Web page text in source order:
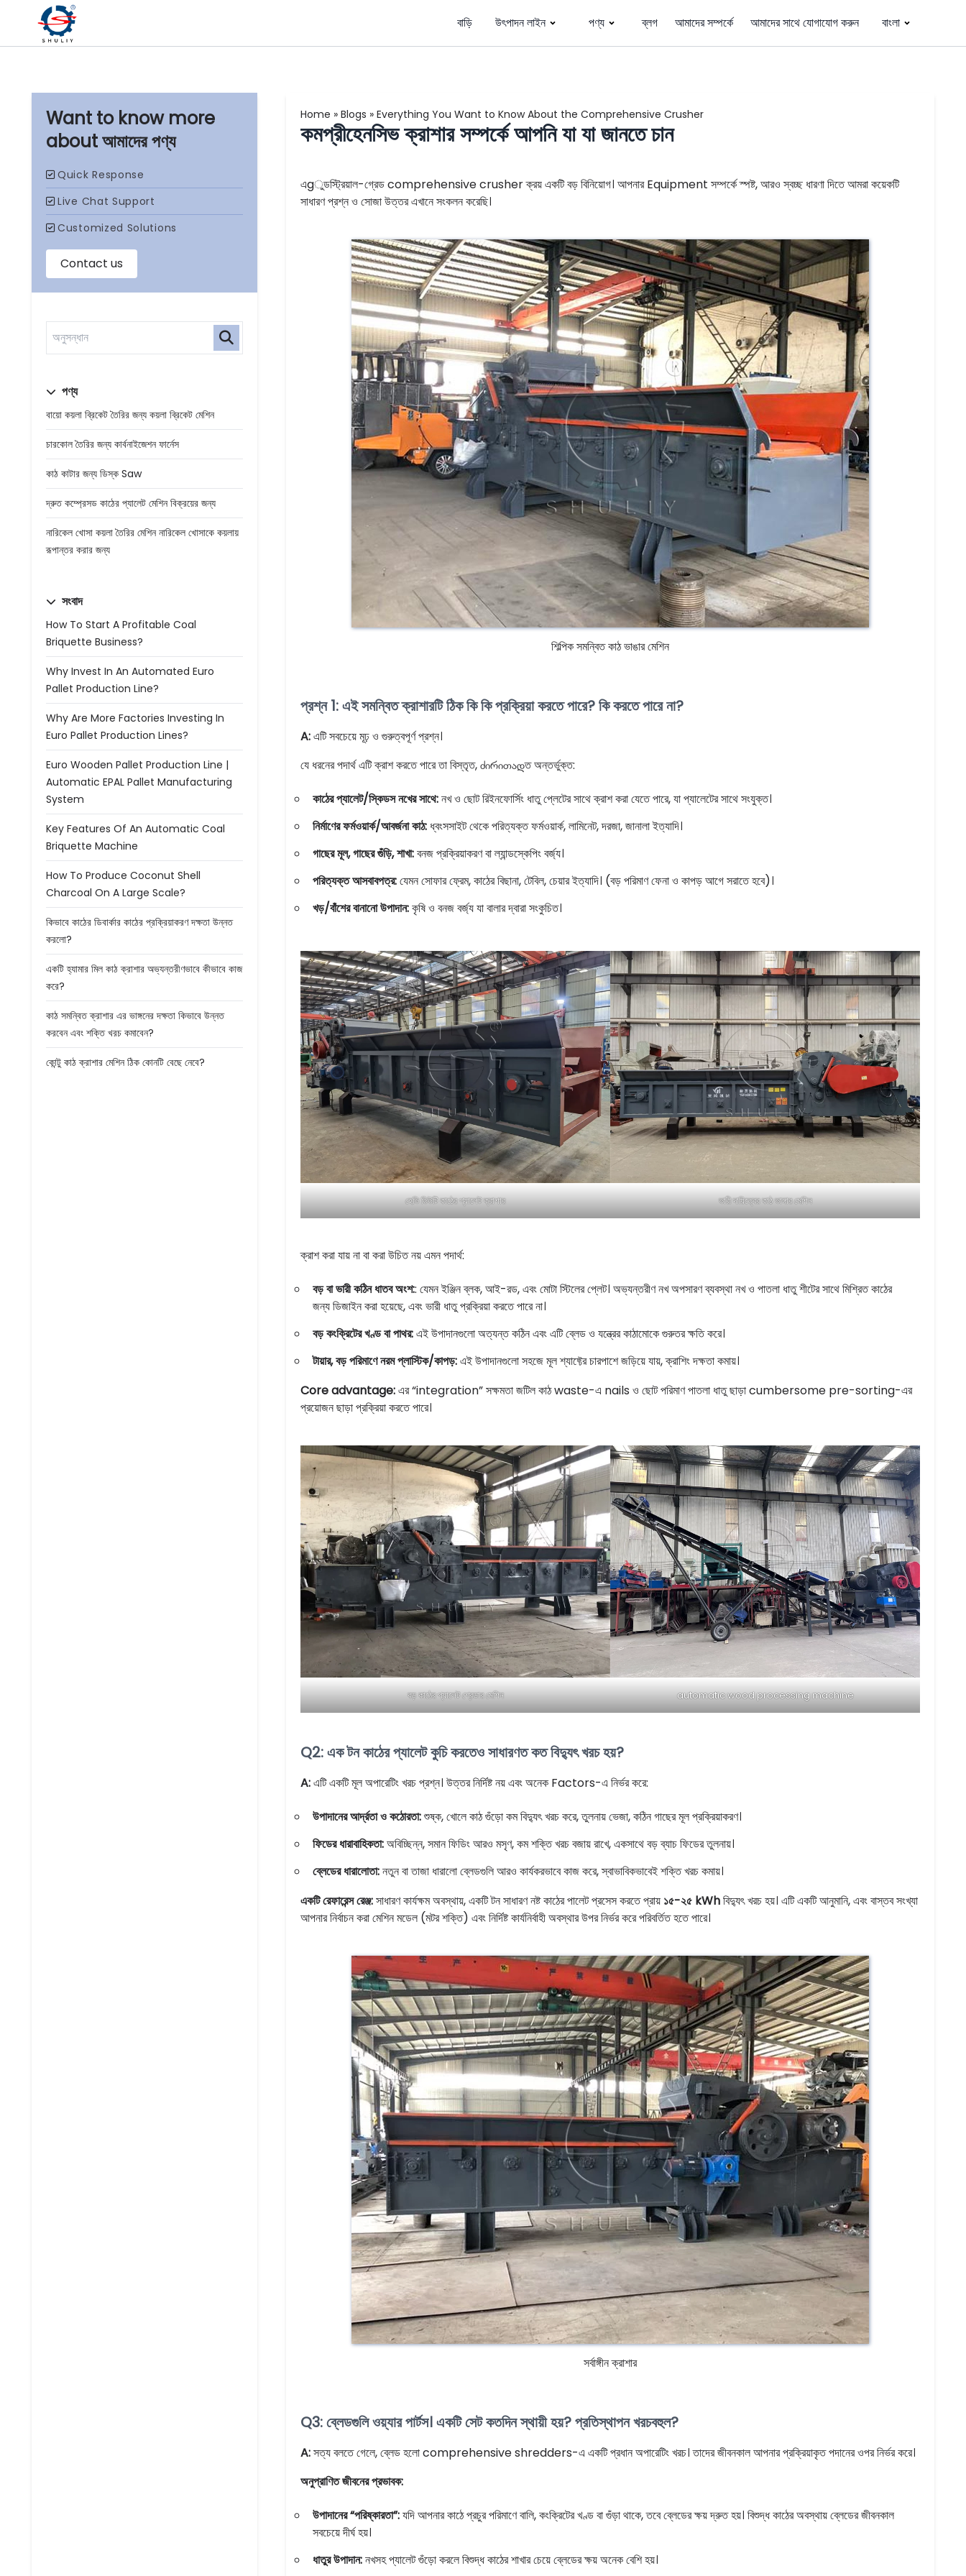
বাড়ি উৎপাদন লাইন পণ্য ব্লগ আমাদের সম্পর্কে আমাদের সাথে যোগাযোগ করুন বাংলা
আমাদের পণ্য
পণ্য
বায়ো কয়লা ব্রিকেট তৈরির জন্য কয়লা ব্রিকেট মেশিন
চারকোল তৈরির জন্য কার্বনাইজেশন ফার্নেস
কাঠ কাটার জন্য ডিস্ক Saw
দ্রুত কম্প্রেসড কাঠের প্যালেট মেশিন বিক্রয়ের জন্য
নারিকেল খোসা কয়লা তৈরির মেশিন নারিকেল খোসাকে কয়লায়
রূপান্তর করার জন্য
সংবাদ
How To Start A Profitable Coal
Briquette Business?
Why Invest In An Automated Euro
Pallet Production Line?
Why Are More Factories Investing In
Euro Pallet Production Lines?
Euro Wooden Pallet Production Line |
Automatic EPAL Pallet Manufacturing
System
Key Features Of An Automatic Coal
Briquette Machine
How To Produce Coconut Shell
Charcoal On A Large Scale?
কিভাবে কাঠের ডিবার্কার কাঠের প্রক্রিয়াকরণ দক্ষতা উন্নত
করলো?
একটি হ্যামার মিল কাঠ ক্রাশার অভ্যন্তরীণভাবে কীভাবে কাজ
করে?
কাঠ সমন্বিত ক্রাশার এর ভাঙ্গনের দক্ষতা কিভাবে উন্নত
করবেন এবং শক্তি খরচ কমাবেন?
কোন্টু কাঠ ক্রাশার মেশিন ঠিক কোনটি বেছে নেবে?
Home » Blogs » Everything You Want to Know About the Comprehensive Crusher
কমপ্রীহেনসিভ ক্রাশার সম্পর্কে আপনি যা যা জানতে চান
এgুডস্ট্রিয়াল-গ্রেড comprehensive crusher ক্রয় একটি বড় বিনিয়োগ। আপনার Equipment সম্পর্কে স্পষ্ট, আরও স্বচ্ছ ধারণা দিতে আমরা কয়েকটি
সাধারণ প্রশ্ন ও সোজা উত্তর এখানে সংকলন করেছি।
শিল্পিক সমন্বিত কাঠ ভাঙার মেশিন
প্রশ্ন 1: এই সমন্বিত ক্রাশারটি ঠিক কি কি প্রক্রিয়া করতে পারে? কি করতে পারে না?
A:এটি সবচেয়ে মূঢ় ও গুরুত্বপূর্ণ প্রশ্ন।
যে ধরনের পদার্থ এটি ক্রাশ করতে পারে তা বিস্তৃত, ძირითადত অন্তর্ভুক্ত:
কাঠের প্যালেট/স্কিডস নখের সাথে:নখ ও ছোট রিইনফোর্সিং ধাতু প্লেটের সাথে ক্রাশ করা যেতে পারে, যা প্যালেটের সাথে সংযুক্ত।
নির্মাণের ফর্মওয়ার্ক/আবর্জনা কাঠ: ধ্বংসসাইট থেকে পরিত্যক্ত ফর্মওয়ার্ক, লামিনেট, দরজা, জানালা ইত্যাদি।
গাছের মূল, গাছের গুঁড়ি, শাখা:বনজ প্রক্রিয়াকরণ বা ল্যান্ডস্কেপিং বর্জ্য।
পরিত্যক্ত আসবাবপত্র:যেমন সোফার ফ্রেম, কাঠের বিছানা, টেবিল, চেয়ার ইত্যাদি। (বড় পরিমাণ ফেনা ও কাপড় আগে সরাতে হবে)।
খড়/বাঁশের বানানো উপাদান:কৃষি ও বনজ বর্জ্য যা বালার দ্বারা সংকুচিত।
হেভি ডিউটি ​​কাঠের প্যালেট ক্রাশার ভারী দায়িত্বের কাঠ ভাঙ্গার মেশিন
ক্রাশ করা যায় না বা করা উচিত নয় এমন পদার্থ:
বড় বা ভারী কঠিন ধাতব অংশ:: যেমন ইঞ্জিন ব্লক, আই-রড, এবং মোটা স্টিলের প্লেট। অভ্যন্তরীণ নখ অপসারণ ব্যবস্থা নখ ও পাতলা ধাতু শীটের সাথে মিশ্রিত কাঠের
জন্য ডিজাইন করা হয়েছে, এবং ভারী ধাতু প্রক্রিয়া করতে পারে না।
বড় কংক্রিটের খণ্ড বা পাথর:এই উপাদানগুলো অত্যন্ত কঠিন এবং এটি ব্লেড ও যন্ত্রের কাঠামোকে গুরুতর ক্ষতি করে।
টায়ার, বড় পরিমাণে নরম প্লাস্টিক/কাপড়:এই উপাদানগুলো সহজে মূল শ্যাফ্টের চারপাশে জড়িয়ে যায়, ক্রাশিং দক্ষতা কমায়।
Core advantage:এর “integration” সক্ষমতা জটিল কাঠ waste-এ nails ও ছোট পরিমাণ পাতলা ধাতু ছাড়া cumbersome pre-sorting-এর
প্রয়োজন ছাড়া প্রক্রিয়া করতে পারে।
বড় কাঠের প্যালেট শ্রেডার মেশিন automatic wood processing machine
Q2: এক টন কাঠের প্যালেট কুচি করতেও সাধারণত কত বিদ্যুৎ খরচ হয়?
A:এটি একটি মূল অপারেটিং খরচ প্রশ্ন। উত্তর নির্দিষ্ট নয় এবং অনেক Factors-এ নির্ভর করে:
উপাদানের আর্দ্রতা ও কঠোরতা:শুষ্ক, খোলে কাঠ গুঁড়ো কম বিদ্যুৎ খরচ করে, তুলনায় ভেজা, কঠিন গাছের মূল প্রক্রিয়াকরণ।
ফিডের ধারাবাহিকতা:অবিচ্ছিন্ন, সমান ফিডিং আরও মসৃণ, কম শক্তি খরচ বজায় রাখে, একসাথে বড় ব্যাচ ফিডের তুলনায়।
ব্লেডের ধারালোতা:নতুন বা তাজা ধারালো ব্লেডগুলি আরও কার্যকরভাবে কাজ করে, স্বাভাবিকভাবেই শক্তি খরচ কমায়।
একটি রেফারেন্স রেঞ্জ:সাধারণ কার্যক্ষম অবস্থায়, একটি টন সাধারণ নষ্ট কাঠের পালেট প্রসেস করতে প্রায় ১৫-২৫ kWhবিদ্যুৎ খরচ হয়। এটি একটি আনুমানি, এবং বাস্তব সংখ্যা
আপনার নির্বাচন করা মেশিন মডেল (মটর শক্তি) এবং নির্দিষ্ট কার্যনির্বাহী অবস্থার উপর নির্ভর করে পরিবর্তিত হতে পারে।
সর্বাঙ্গীন ক্রাশার
Q3: ব্লেডগুলি ওয়্যার পার্টস। একটি সেট কতদিন স্থায়ী হয়? প্রতিস্থাপন খরচবহুল?
A:সত্য বলতে গেলে, ব্লেড হলো comprehensive shredders-এ একটি প্রধান অপারেটিং খরচ। তাদের জীবনকাল আপনার প্রক্রিয়াকৃত পদানের ওপর নির্ভর করে।
অনুপ্রাণিত জীবনের প্রভাবক:
উপাদানের “পরিষ্কারতা”:যদি আপনার কাঠে প্রচুর পরিমাণে বালি, কংক্রিটের খণ্ড বা গুঁড়া থাকে, তবে ব্লেডের ক্ষয় দ্রুত হয়। বিশুদ্ধ কাঠের অবস্থায় ব্লেডের জীবনকাল
সবচেয়ে দীর্ঘ হয়।
ধাতুর উপাদান:নখসহ প্যালেট গুঁড়ো করলে বিশুদ্ধ কাঠের শাখার চেয়ে ব্লেডের ক্ষয় অনেক বেশি হয়।